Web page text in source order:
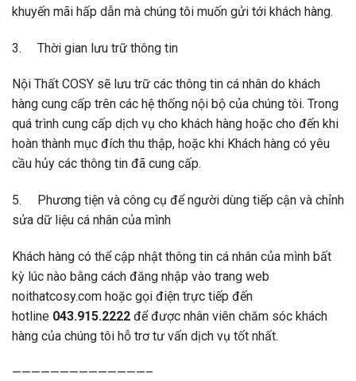
khuyến mãi hấp dẫn mà chúng tôi muốn gửi tới khách hàng.
3. Thời gian lưu trữ thông tin
Nội Thất COSY sẽ lưu trữ các thông tin cá nhân do khách
hàng cung cấp trên các hệ thống nội bộ của chúng tôi. Trong
quá trình cung cấp dịch vụ cho khách hàng hoặc cho đến khi
hoàn thành mục đích thu thập, hoặc khi Khách hàng có yêu
cầu hủy các thông tin đã cung cấp.
5. Phương tiện và công cụ để người dùng tiếp cận và chỉnh
sửa dữ liệu cá nhân của mình
Khách hàng có thể cập nhật thông tin cá nhân của mình bất
kỳ lúc nào bằng cách đăng nhập vào trang web
noithatcosy.com hoặc gọi điện trực tiếp đến
hotline 043.915.2222 để được nhân viên chăm sóc khách
hàng của chúng tôi hỗ trơ tư vấn dịch vụ tốt nhất.
——————————————–